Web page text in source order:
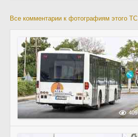
Все комментарии к фотографиям этого ТС
409